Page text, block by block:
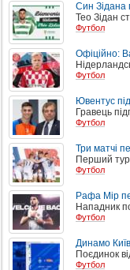
Син Зідана
Тео Зідан
Футбол
Офіційно:
Футбол
Ювентус
Гравець
Футбол
Три матчі
Перший тур
Футбол
Рафа Мір
Нападник
Футбол
Динамо
Поєдинок
Футбол